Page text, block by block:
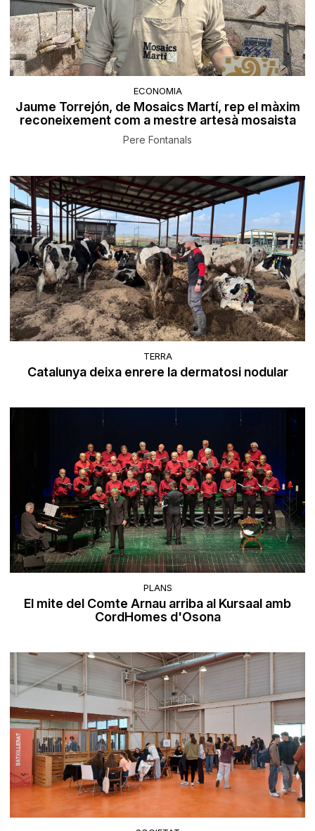
ECONOMIA
Jaume Torrejón, de Mosaics Martí, rep el màxim
reconeixement com a mestre artesà mosaista
Pere Fontanals
TERRA
Catalunya deixa enrere la dermatosi nodular
PLANS
El mite del Comte Arnau arriba al Kursaal amb
CordHomes d'Osona